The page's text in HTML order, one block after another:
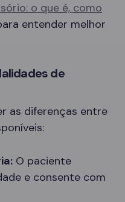
o que é, como
entender melhor
de
as diferenças entre
O paciente
e consente com